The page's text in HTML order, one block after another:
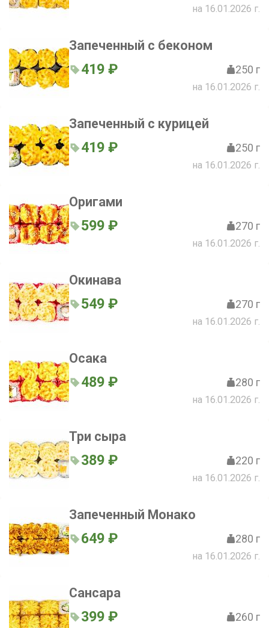
на 16.01.2026 г.
Запеченный с беконом
419 ₽ 250 г
на 16.01.2026 г.
Запеченный с курицей
419 ₽ 250 г
на 16.01.2026 г.
Оригами
599 ₽ 270 г
на 16.01.2026 г.
Окинава
549 ₽ 270 г
на 16.01.2026 г.
Осака
489 ₽ 280 г
на 16.01.2026 г.
Три сыра
389 ₽ 220 г
на 16.01.2026 г.
Запеченный Монако
649 ₽ 280 г
на 16.01.2026 г.
Сансара
399 ₽ 260 г